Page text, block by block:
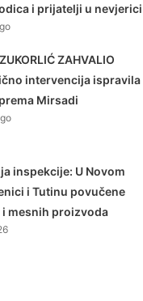
i prijatelji u nevjerici
ZAHVALIO
intervencija ispravila
Mirsadi
inspekcije: U Novom
i Tutinu povučene
i mesnih proizvoda